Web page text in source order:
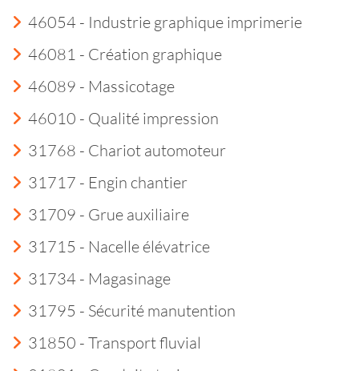
46054 - Industrie graphique imprimerie
46081 - Création graphique
46089 - Massicotage
46010 - Qualité impression
31768 - Chariot automoteur
31717 - Engin chantier
31709 - Grue auxiliaire
31715 - Nacelle élévatrice
31734 - Magasinage
31795 - Sécurité manutention
31850 - Transport fluvial